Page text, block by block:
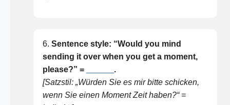
6. Sentence style: “Would you mind
sending it over when you get a moment,
please?” =
.
[Satzstil: „Würden Sie es mir bitte schicken,
wenn Sie einen Moment Zeit haben?“ =